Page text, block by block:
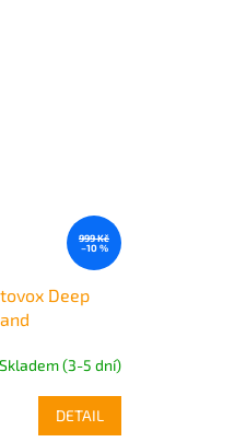
999 Kč
–10 %
Deep
Skladem (3-5 dní)
DETAIL